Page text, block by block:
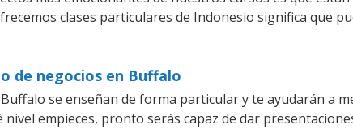
clases particulares de Indonesio significa que
de negocios en Buffalo
se enseñan de forma particular y te ayudarán a
empieces, pronto serás capaz de dar